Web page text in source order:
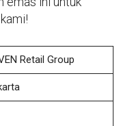
Retail Group